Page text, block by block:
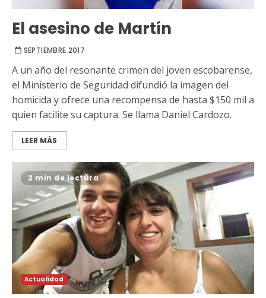
El asesino de Martín
SEPTIEMBRE 2017
A un año del resonante crimen del joven escobarense,
el Ministerio de Seguridad difundió la imagen del
homicida y ofrece una recompensa de hasta $150 mil a
quien facilite su captura. Se llama Daniel Cardozo.
LEER MÁS
2 min de lectura
Actualidad